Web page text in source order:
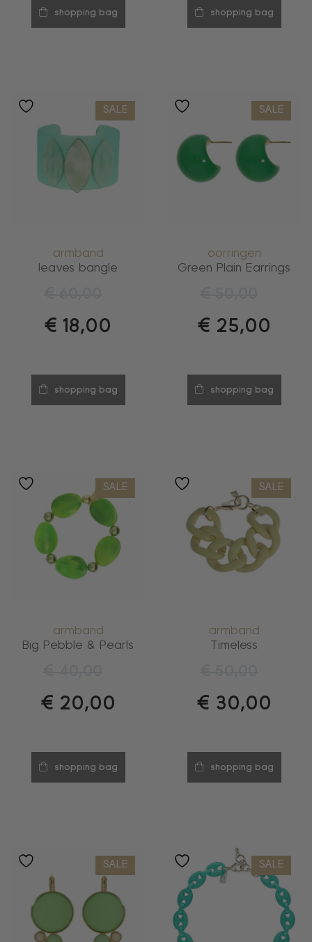
shopping bag shopping bag
SALE
armband
leaves bangle
€ 18,00
shopping bag
SALE
oorringen
Green Plain Earrings
€ 25,00
shopping bag
SALE
armband
Big Pebble & Pearls
€ 20,00
shopping bag
SALE
armband
Timeless
€ 30,00
shopping bag
SALE SALE